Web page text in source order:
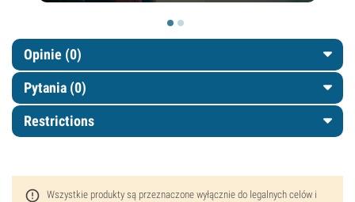
Opinie (0)
Pytania (0)
Restrictions
Wszystkie produkty są przeznaczone wyłącznie do legalnych celów i